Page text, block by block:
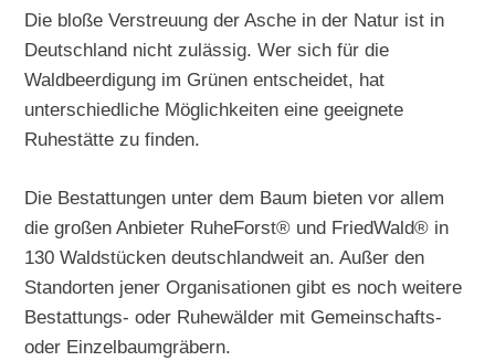
Die bloße Verstreuung der Asche in der Natur ist in
Deutschland nicht zulässig. Wer sich für die
Waldbeerdigung im Grünen entscheidet, hat
unterschiedliche Möglichkeiten eine geeignete
Ruhestätte zu finden.
Die Bestattungen unter dem Baum bieten vor allem
die großen Anbieter RuheForst® und FriedWald® in
130 Waldstücken deutschlandweit an. Außer den
Standorten jener Organisationen gibt es noch weitere
Bestattungs- oder Ruhewälder mit Gemeinschafts-
oder Einzelbaumgräbern.